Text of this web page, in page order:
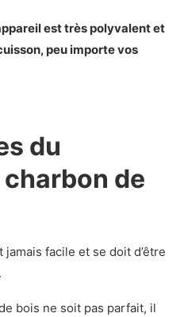
est très polyvalent et
peu importe vos
du
de
jamais facile et se doit d’être
bois ne soit pas parfait, il